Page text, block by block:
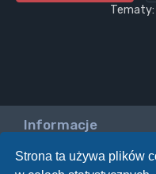
Strona ta używa plików
Informacje